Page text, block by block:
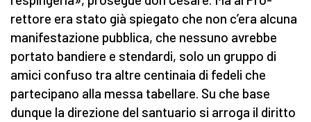
rettore era stato già spiegato che non c’era alcuna
manifestazione pubblica, che nessuno avrebbe
portato bandiere e stendardi, solo un gruppo di
amici confuso tra altre centinaia di fedeli che
partecipano alla messa tabellare. Su che base
dunque la direzione del santuario si arroga il diritto